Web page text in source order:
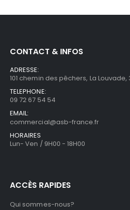
CONTACT & INFOS
ADRESSE:
101 chemin des pêchers, La Louvade,
TELEPHONE:
09 72 67 54 54
EMAIL:
commercial@asb-france.fr
HORAIRES
Lun- Ven / 9H00 - 18H00
ACCÈS RAPIDES
Qui sommes-nous?